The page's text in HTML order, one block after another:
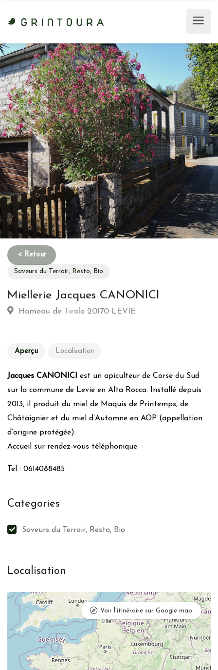
Saveurs du Terroir, Resto, Bio
Miellerie Jacques CANONICI
Hameau de Tirolo 20170 LEVIE
Aperçu Localisation
Jacques CANONICI
est un apiculteur de Corse du Sud
sur la commune de Levie en Alta Rocca. Installé depuis
2013, il produit du miel de Maquis de Printemps, de
Châtaignier et du miel d’Automne en AOP (appellation
d’origine protégée).
Accueil sur rendez-vous téléphonique
Tel : 0614088485
Categories
Saveurs du Terroir, Resto, Bio
Localisation
Voir l'itinéraire sur Google map